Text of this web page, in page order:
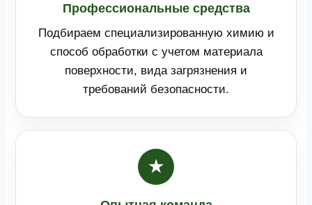
Профессиональные средства
Подбираем специализированную химию и
способ обработки с учетом материала
поверхности, вида загрязнения и
требований безопасности.
★